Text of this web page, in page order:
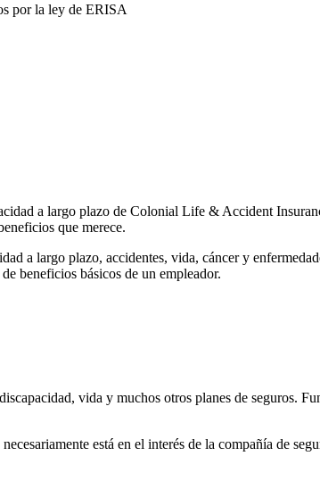
por la ley de ERISA
a largo plazo de Colonial Life & Accident
que merece.
a largo plazo, accidentes, vida, cáncer y
beneficios básicos de un empleador.
vida y muchos otros planes de seguros.
está en el interés de la compañía de